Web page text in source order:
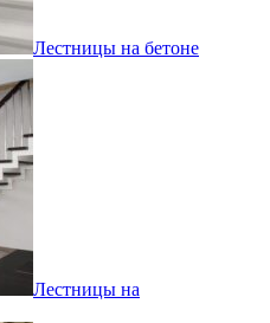
Лестницы на бетоне
Лестницы на